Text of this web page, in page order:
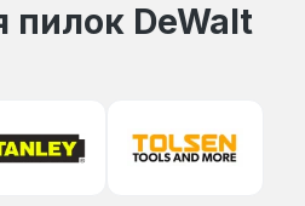
пилок DeWalt